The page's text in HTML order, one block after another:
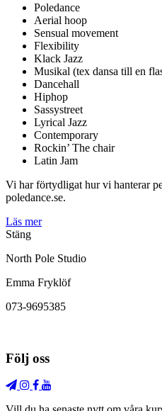
Poledance
Aerial hoop
Sensual movement
Flexibility
Klack Jazz
Musikal (tex dansa till en
Dancehall
Hiphop
Sassystreet
Lyrical Jazz
Contemporary
Rockin’ The chair
Latin Jam
Vi har förtydligat hur vi hanterar
poledance.se.
Läs mer
Stäng
North Pole Studio
Emma Fryklöf
073-9695385
Följ oss